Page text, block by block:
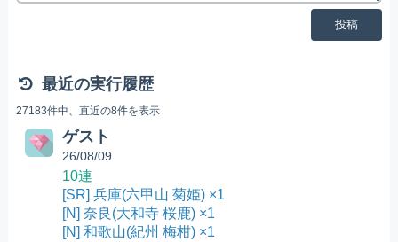
投稿
最近の実行履歴
27183件中、直近の8件を表示
ゲスト
26/08/09
10連
[SR] 兵庫(六甲山 菊姫) ×1
[N] 奈良(大和寺 桜鹿) ×1
[N] 和歌山(紀州 梅柑) ×1